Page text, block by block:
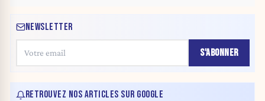
NEWSLETTER
S'ABONNER
RETROUVEZ NOS ARTICLES SUR GOOGLE